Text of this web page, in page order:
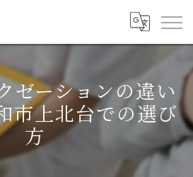
ゼーションの違い
市上北台での選び
方